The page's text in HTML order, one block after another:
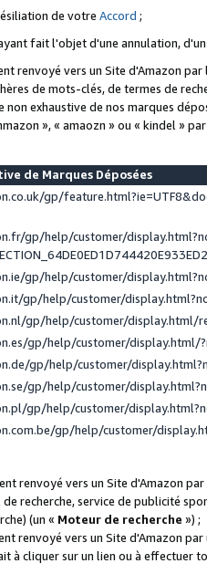
de votre Accord ;
fait l'objet d'une annulation,
renvoyé vers un Site d'Amazon
de mots-clés, de termes de
non exhaustive de nos marques
», « amaozn » ou « kindel »
de Marques Déposées
gp/
gp/help/customer/
gp/help/customer/
gp/help/customer/
gp/help/customer/display.html/
gp/help/customer/display.html/
gp/help/customer/
gp/help/customer/
gp/help/customer/
gp/help/customer/
renvoyé vers un Site d'Amazon
recherche, service de publicité
(un « Moteur de recherche ») ;
renvoyé vers un Site d'Amazon
à cliquer sur un lien ou à